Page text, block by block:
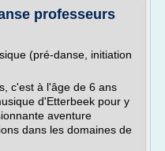
professeurs
(pré-danse, initiation
c'est à l'âge de 6 ans
d'Etterbeek pour y
aventure
dans les domaines de